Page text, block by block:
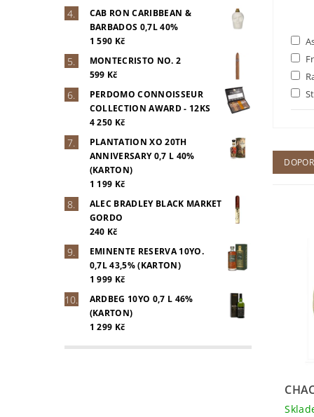
CAB RON CARIBBEAN &
BARBADOS 0,7L 40%
1 590 Kč
MONTECRISTO NO. 2
599 Kč
PERDOMO CONNOISSEUR
COLLECTION AWARD - 12KS
4 250 Kč
PLANTATION XO 20TH
ANNIVERSARY 0,7 L 40%
(KARTON)
1 199 Kč
ALEC BRADLEY BLACK MARKET
GORDO
240 Kč
EMINENTE RESERVA 10YO.
0,7L 43,5% (KARTON)
1 999 Kč
ARDBEG 10YO 0,7 L 46%
(KARTON)
1 299 Kč